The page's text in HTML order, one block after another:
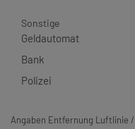
Sonstige
Geldautomat
Bank
Polizei
Angaben Entfernung Luftlinie